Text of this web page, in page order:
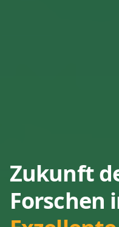
Zukunft
Forschen